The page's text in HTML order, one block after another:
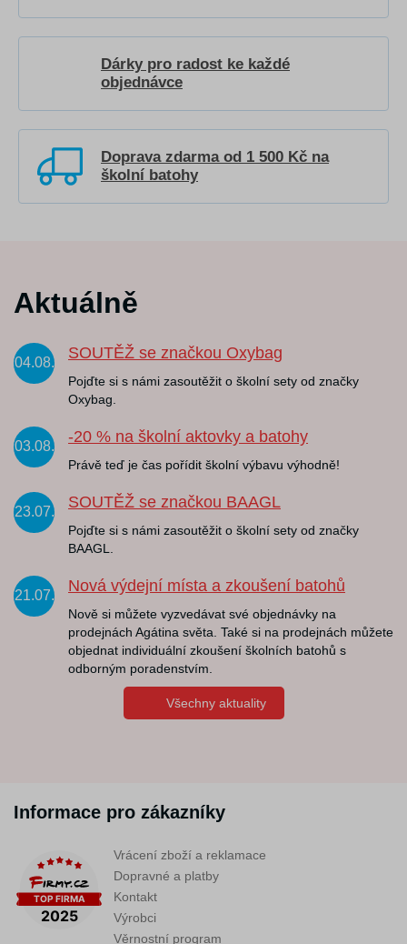
Dárky pro radost ke každé
objednávce
Doprava zdarma od 1 500 Kč na
školní batohy
Aktuálně
04.08.
SOUTĚŽ se značkou Oxybag
Pojďte si s námi zasoutěžit o školní sety od značky
Oxybag.
03.08.
-20 % na školní aktovky a batohy
Právě teď je čas pořídit školní výbavu výhodně!
23.07.
SOUTĚŽ se značkou BAAGL
Pojďte si s námi zasoutěžit o školní sety od značky
BAAGL.
21.07.
Nová výdejní místa a zkoušení batohů
Nově si můžete vyzvedávat své objednávky na
prodejnách Agátina světa. Také si na prodejnách můžete
objednat individuální zkoušení školních batohů s
odborným poradenstvím.
Všechny aktuality
Informace pro zákazníky
Vrácení zboží a reklamace
Dopravné a platby
Kontakt
Výrobci
Věrnostní program